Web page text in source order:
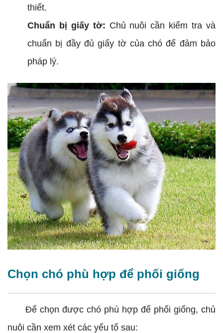
thiết.
Chuẩn bị giấy tờ: Chủ nuôi cần kiểm tra và
chuẩn bị đầy đủ giấy tờ của chó để đảm bảo
pháp lý.
Chọn chó phù hợp để phối giống
Để chọn được chó phù hợp để phối giống, chủ
nuôi cần xem xét các yếu tố sau: